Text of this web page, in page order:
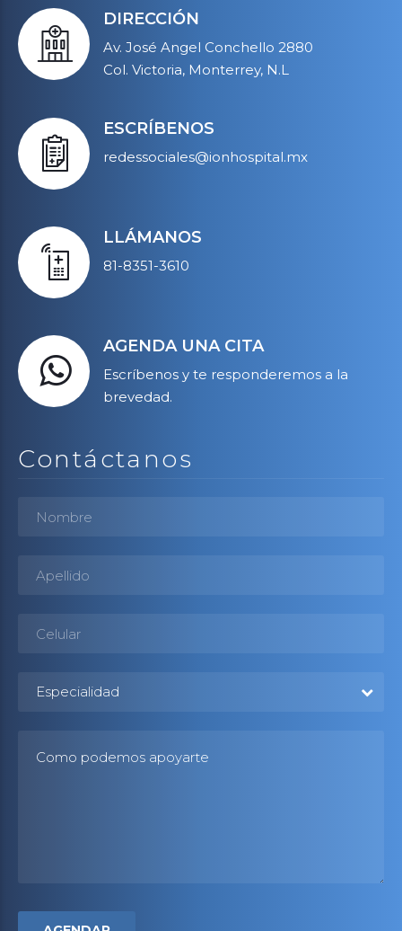
DIRECCIÓN
Av. José Angel Conchello 2880
Col. Victoria, Monterrey, N.L
ESCRÍBENOS
redessociales@ionhospital.mx
LLÁMANOS
81-8351-3610
AGENDA UNA CITA
Escríbenos y te responderemos a la
brevedad.
Contáctanos
Especialidad